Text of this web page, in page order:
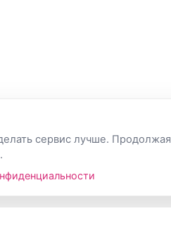
сервис лучше. Продолжая